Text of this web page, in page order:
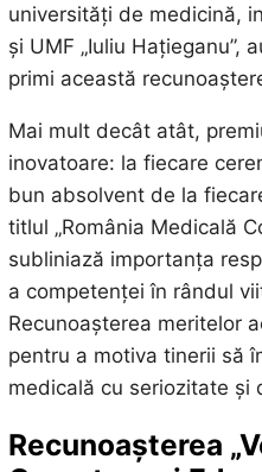
universități de medicină,
și UMF „Iuliu Hațieganu”,
primi această
Mai mult decât atât,
inovatoare: la fiecare
bun absolvent de la
titlul „România Medicală
subliniază importanța
a competenței în rândul
Recunoașterea meritelor
pentru a motiva tinerii să
medicală cu seriozitate și
Recunoașterea